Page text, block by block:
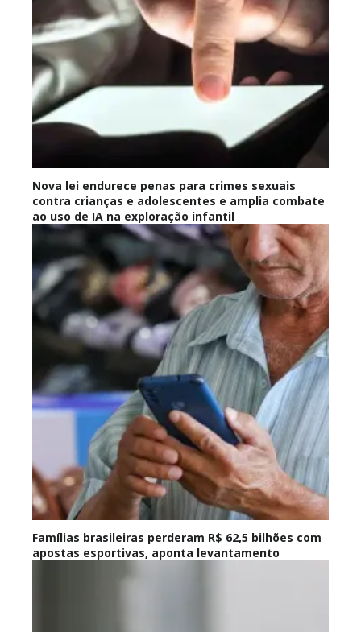
Nova lei endurece penas para crimes sexuais
contra crianças e adolescentes e amplia combate
ao uso de IA na exploração infantil
Famílias brasileiras perderam R$ 62,5 bilhões com
apostas esportivas, aponta levantamento